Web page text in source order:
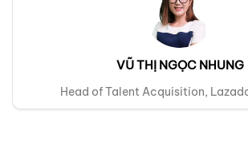
VŨ THỊ NGỌC NHUNG
Head of Talent Acquisition,